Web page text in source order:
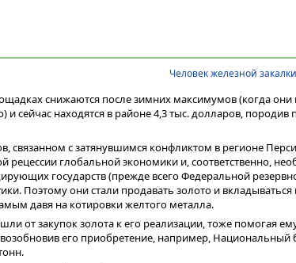
Человек железной закалки
снижаются после зимних максимумов (когда они
сейчас находятся в районе 4,3 тыс. долларов,
связанном с затянувшимся конфликтом в регионе
рецессии глобальной экономики и, соответственно,
государств (прежде всего Федеральной
Поэтому они стали продавать золото и вкладываться
давя на котировки желтого металла.
от закупок золота к его реализации, тоже помогая
возобновив его приобретение, например,